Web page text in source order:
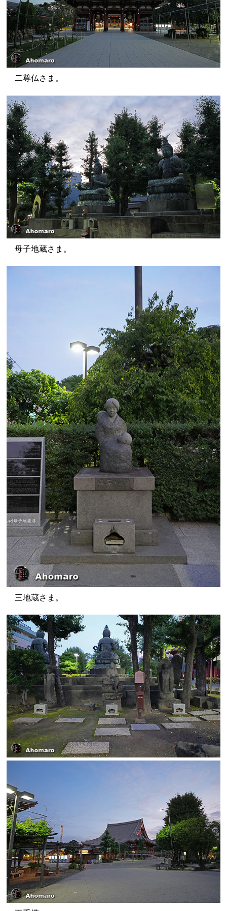
二尊仏さま。
母子地蔵さま。
三地蔵さま。